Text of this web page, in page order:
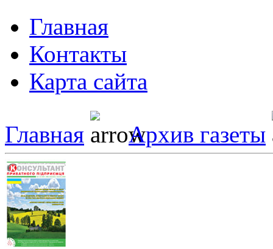
Главная
Контакты
Карта сайта
Главная Архив газеты